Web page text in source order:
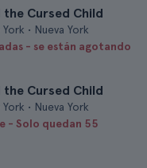
Cursed Child
• Nueva York
- se están agotando
Cursed Child
• Nueva York
- Solo quedan 55